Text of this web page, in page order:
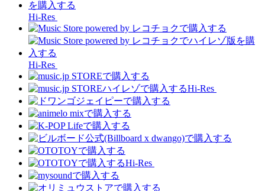
Hi-Res
Hi-Res
Hi-Res
Hi-Res